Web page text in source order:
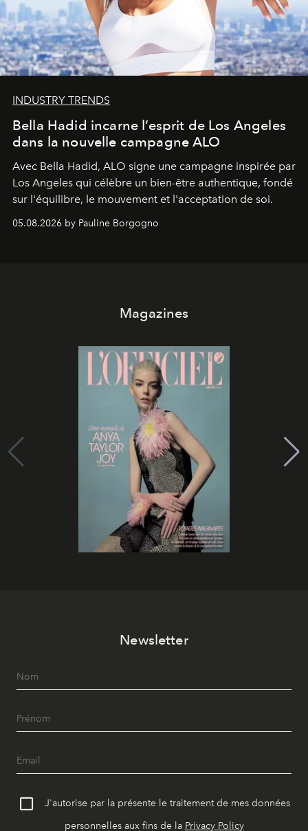
INDUSTRY TRENDS
Bella Hadid incarne l’esprit de Los Angeles
dans la nouvelle campagne ALO
Avec Bella Hadid, ALO signe une campagne inspirée par
Los Angeles qui célèbre un bien-être authentique, fondé
sur l'équilibre, le mouvement et l'acceptation de soi.
05.08.2026 by Pauline Borgogno
Magazines
Newsletter
J'autorise par la présente le traitement de mes données
personnelles aux fins de la Privacy Policy